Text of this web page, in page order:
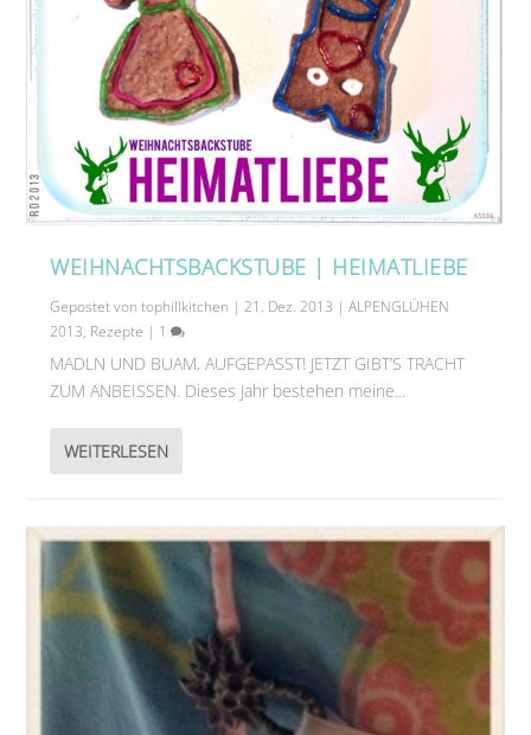
WEIHNACHTSBACKSTUBE | HEIMATLIEBE
Gepostet vontophillkitchen |21. Dez. 2013 |ALPENGLÜHEN
2013, Rezepte | 1
MADLN UND BUAM, AUFGEPASST! JETZT GIBT’S TRACHT
ZUM ANBEISSEN. Dieses Jahr bestehen meine...
WEITERLESEN